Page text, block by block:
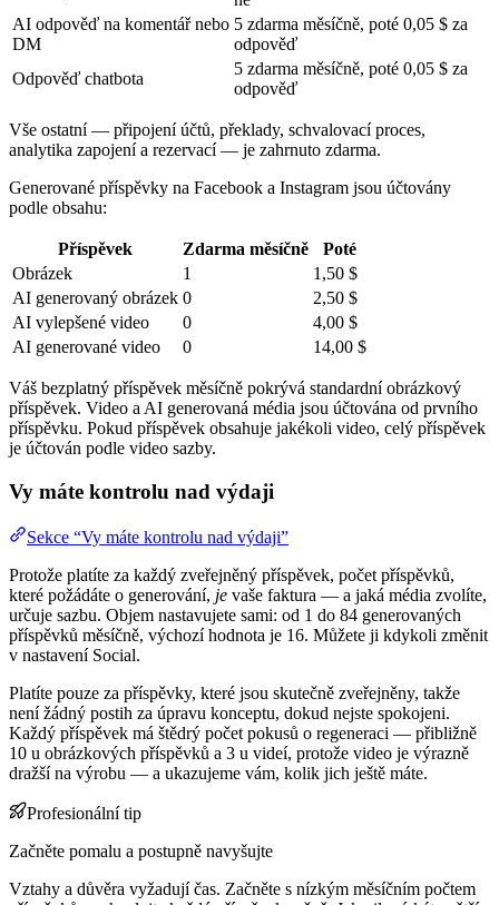
AI odpověď na komentář nebo
DM
5 zdarma měsíčně, poté 0,05 $ za
odpověď
Odpověď chatbota
5 zdarma měsíčně, poté 0,05 $ za
odpověď
Vše ostatní — připojení účtů, překlady, schvalovací proces,
analytika zapojení a rezervací — je zahrnuto zdarma.
Generované příspěvky na Facebook a Instagram jsou účtovány
podle obsahu:
Příspěvek Zdarma měsíčně
Poté
Obrázek
1
1,50 $
AI generovaný obrázek 0
2,50 $
AI vylepšené video
0
4,00 $
AI generované video
0 14,00 $
Váš bezplatný příspěvek měsíčně pokrývá standardní obrázkový
příspěvek. Video a AI generovaná média jsou účtována od prvního
příspěvku. Pokud příspěvek obsahuje jakékoli video, celý příspěvek
je účtován podle video sazby.
Vy máte kontrolu nad výdaji
Sekce “Vy máte kontrolu nad výdaji”
Protože platíte za každý zveřejněný příspěvek, počet příspěvků,
které požádáte o generování, je vaše faktura — a jaká média zvolíte,
určuje sazbu. Objem nastavujete sami: od 1 do 84 generovaných
příspěvků měsíčně, výchozí hodnota je 16. Můžete ji kdykoli změnit
v nastavení Social.
Platíte pouze za příspěvky, které jsou skutečně zveřejněny, takže
není žádný postih za úpravu konceptu, dokud nejste spokojeni.
Každý příspěvek má štědrý počet pokusů o regeneraci — přibližně
10 u obrázkových příspěvků a 3 u videí, protože video je výrazně
dražší na výrobu — a ukazujeme vám, kolik jich ještě máte.
Profesionální tip
Začněte pomalu a postupně navyšujte
Vztahy a důvěra vyžadují čas. Začněte s nízkým měsíčním počtem